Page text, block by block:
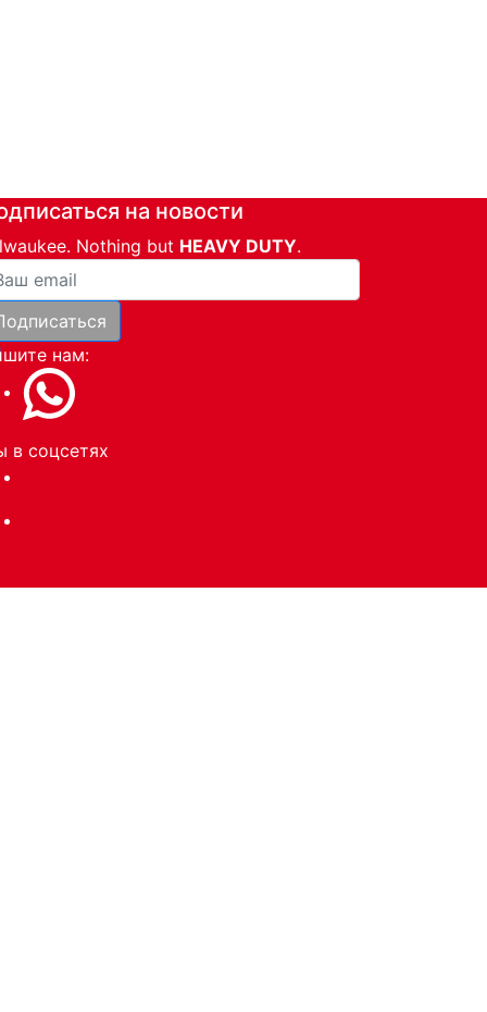
на новости
Nothing but HEAVY DUTY.
почта
нам:
в соцсетях